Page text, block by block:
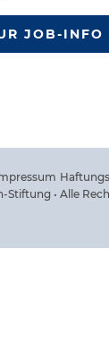
JOB-INFO
Stiftung • Alle